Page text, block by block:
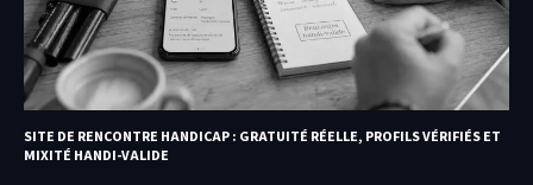
SITE DE RENCONTRE HANDICAP : GRATUITÉ RÉELLE, PROFILS VÉRIFIÉS ET
MIXITÉ HANDI-VALIDE